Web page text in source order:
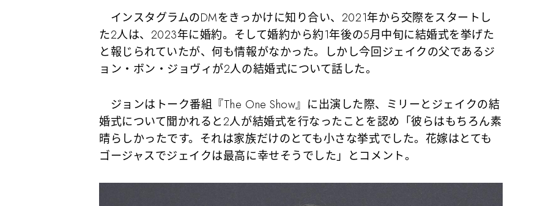
インスタグラムのDMをきっかけに知り合い、2021年から交際をスタートし
た2人は、2023年に婚約。そして婚約から約1年後の5月中旬に結婚式を挙げた
と報じられていたが、何も情報がなかった。しかし今回ジェイクの父であるジ
ョン・ボン・ジョヴィが2人の結婚式について話した。
ジョンはトーク番組『The One Show』に出演した際、ミリーとジェイクの結
婚式について聞かれると2人が結婚式を行なったことを認め「彼らはもちろん素
晴らしかったです。それは家族だけのとても小さな挙式でした。花嫁はとても
ゴージャスでジェイクは最高に幸せそうでした」とコメント。